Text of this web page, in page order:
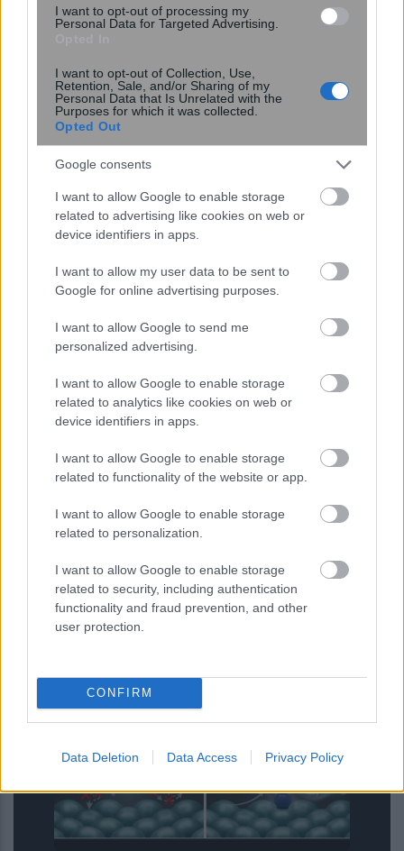
I want to opt-out of processing my
Personal Data for Targeted Advertising.
I want to opt-out of Collection, Use,
Retention, Sale, and/or Sharing of my
Personal Data that Is Unrelated with the
Purposes for which it was collected.
Opted Out
Google consents
I want to allow Google to enable storage
related to advertising like cookies on web or
device identifiers in apps.
I want to allow my user data to be sent to
Google for online advertising purposes.
I want to allow Google to send me
personalized advertising.
I want to allow Google to enable storage
related to analytics like cookies on web or
device identifiers in apps.
I want to allow Google to enable storage
related to functionality of the website or app.
I want to allow Google to enable storage
related to personalization.
I want to allow Google to enable storage
related to security, including authentication
functionality and fraud prevention, and other
user protection.
CONFIRM
Data Deletion Data Access Privacy Policy
Διευθέτηση των αποζημιώσεων των
Στρατιωτικών Ιατρών, μετά από
Καρκίνος του μαστού: Νέα δεδομένα
για την καταστολή της ωοθηκικής
λειτουργίας
Κενό ασφαλείας στο iCloud Private
Relay της Apple μπορεί να
αποκαλύψει την πραγματική